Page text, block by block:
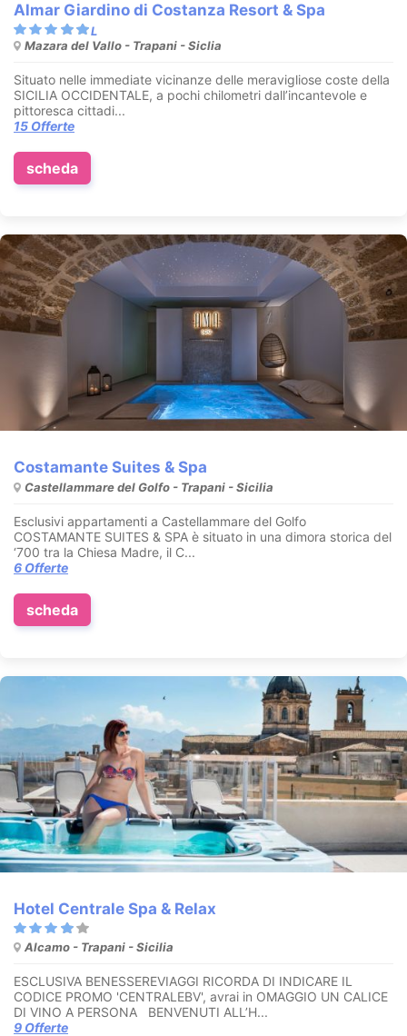
Almar Giardino di Costanza Resort & Spa
Mazara del Vallo - Trapani - Siclia
Situato nelle immediate vicinanze delle meravigliose coste della
SICILIA OCCIDENTALE, a pochi chilometri dall’incantevole e
pittoresca cittadi...
15 Offerte
scheda
Costamante Suites & Spa
Castellammare del Golfo - Trapani - Sicilia
Esclusivi appartamenti a Castellammare del Golfo
COSTAMANTE SUITES & SPA è situato in una dimora storica del
‘700 tra la Chiesa Madre, il C...
6 Offerte
scheda
Hotel Centrale Spa & Relax
Alcamo - Trapani - Sicilia
ESCLUSIVA BENESSEREVIAGGI RICORDA DI INDICARE IL
CODICE PROMO 'CENTRALEBV', avrai in OMAGGIO UN CALICE
DI VINO A PERSONA BENVENUTI ALL’H...
9 Offerte